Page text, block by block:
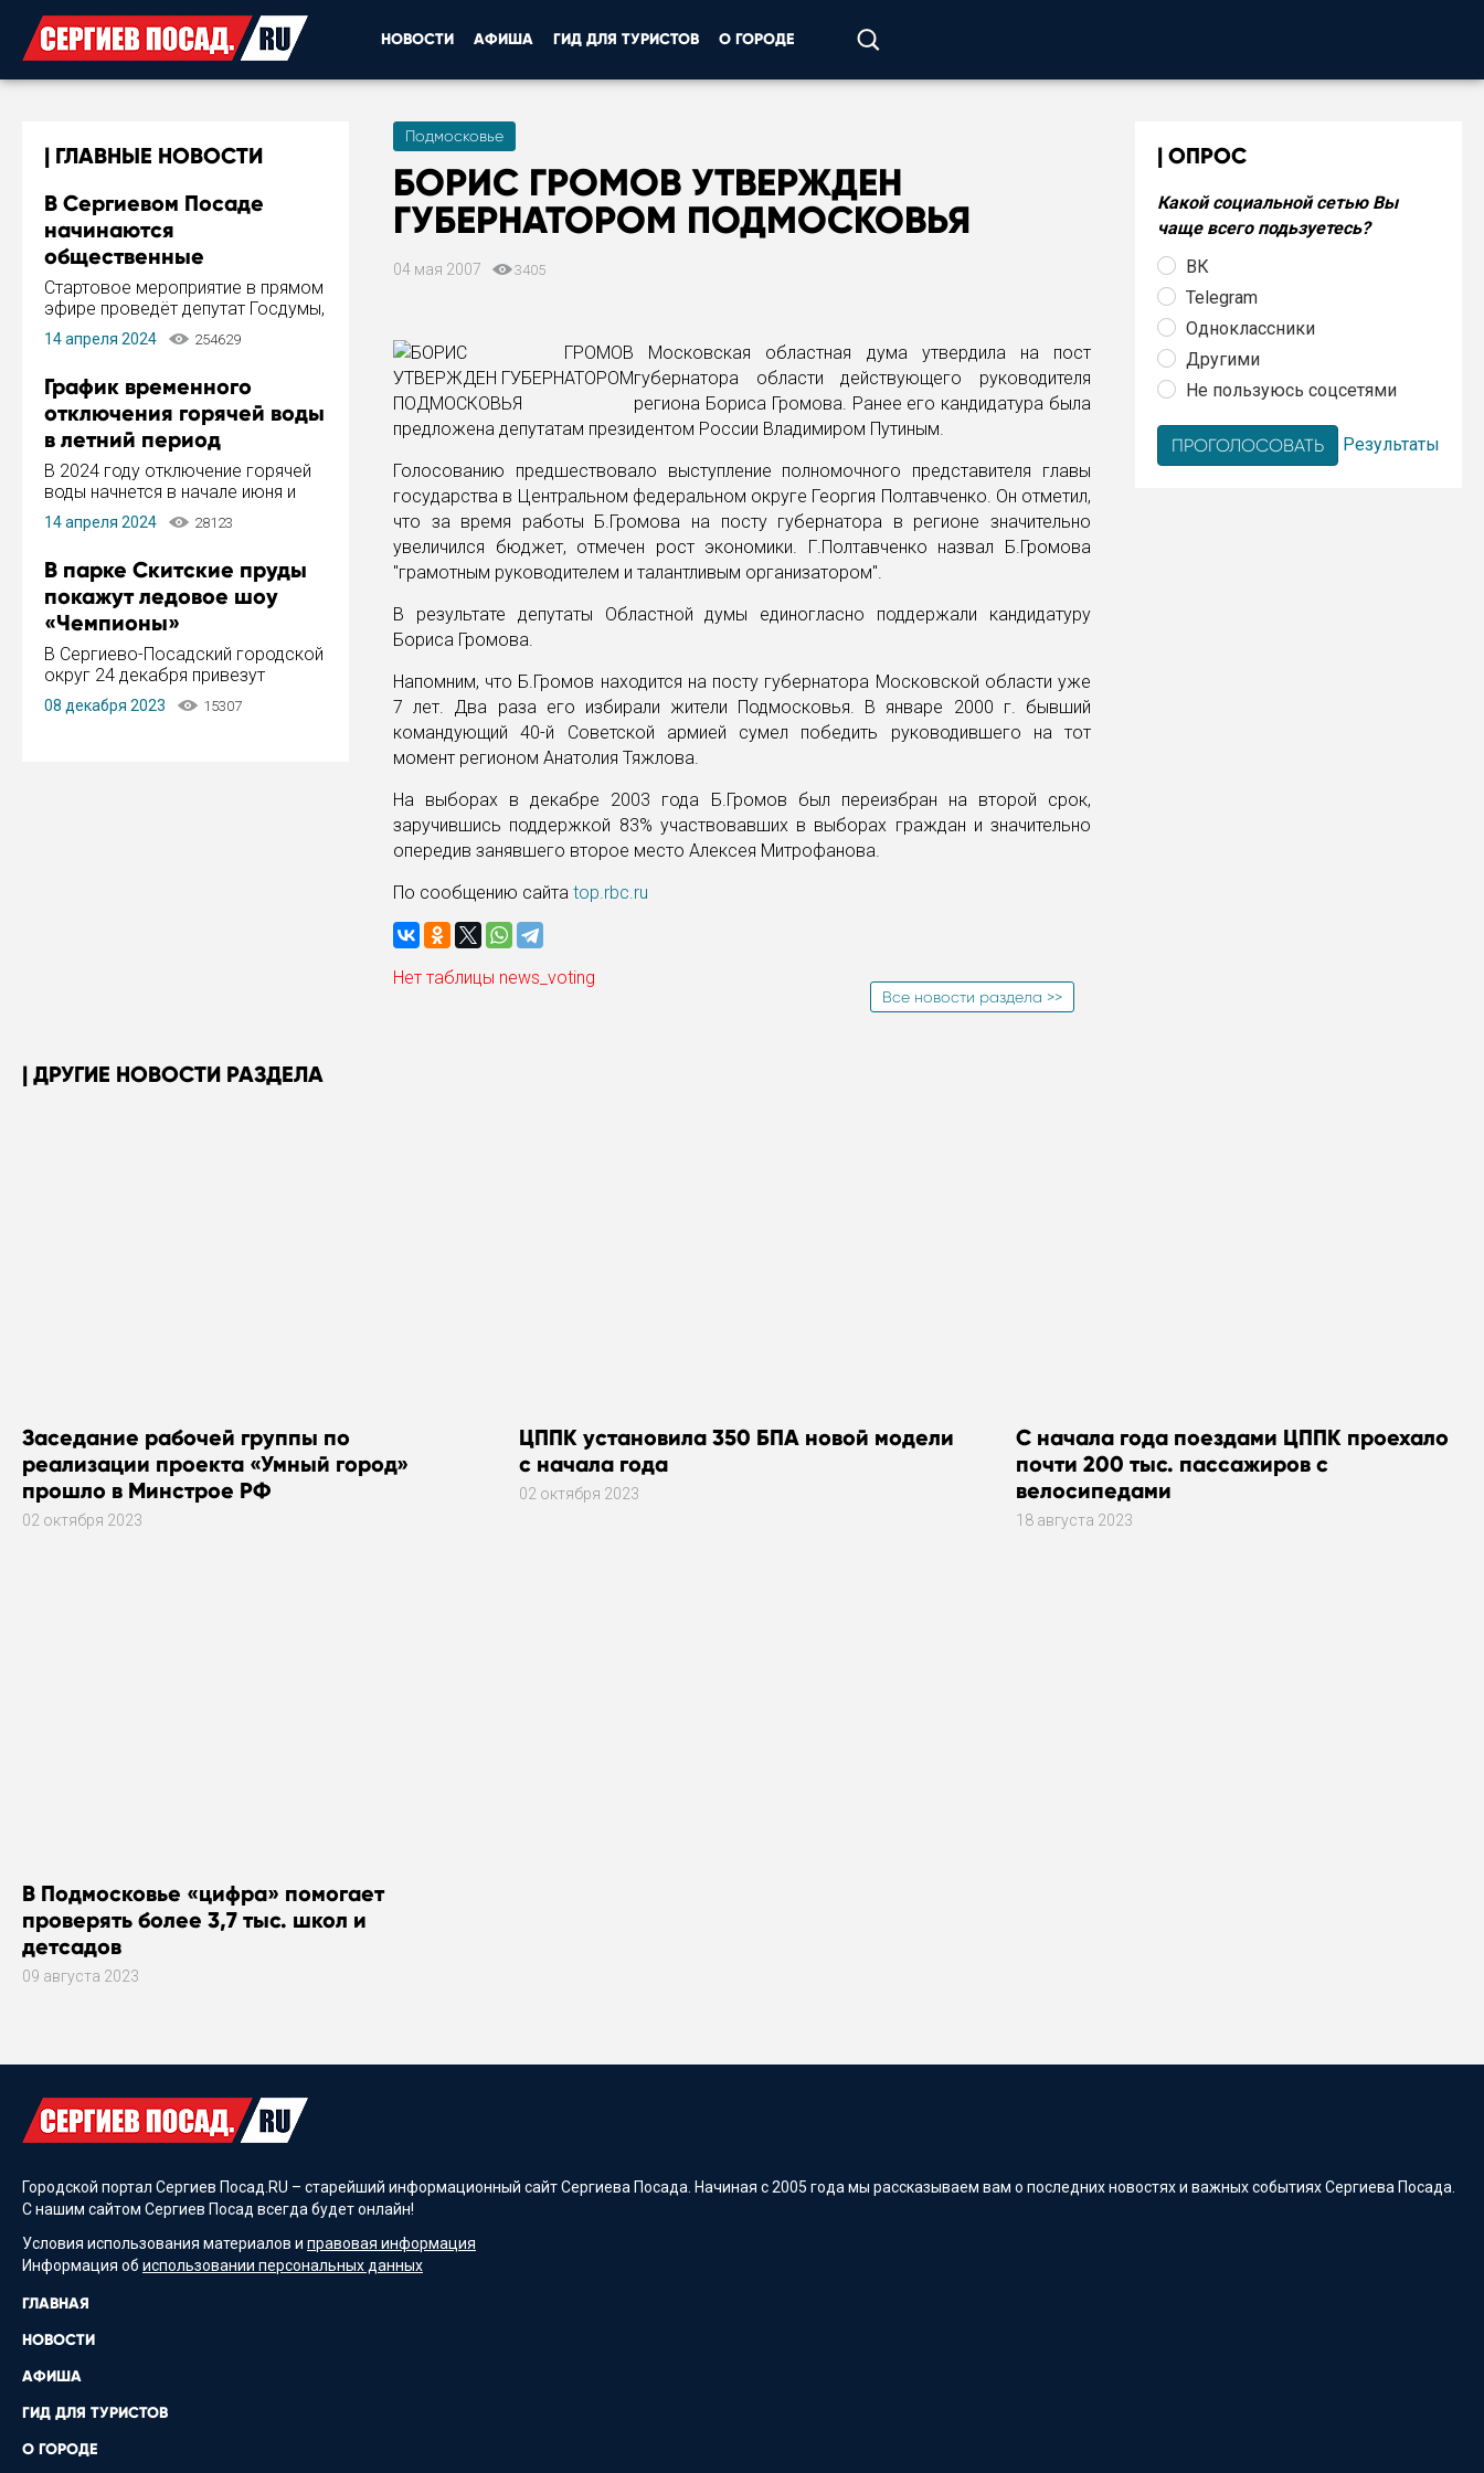
НОВОСТИ АФИША ГИД ДЛЯ ТУРИСТОВ О ГОРОДЕ
ГЛАВНЫЕ НОВОСТИ
В Сергиевом Посаде
начинаются
общественные
обсуждения Стратегии
развития города
Стартовое мероприятие в прямом
эфире проведёт депутат Госдумы,
инициатор и автор Концепции
развития Сергиева Посада и
Пахомов.
14 апреля 2024 254629
График временного
отключения горячей воды
в летний период
В 2024 году отключение горячей
воды начнется в начале июня и
завершится в конце августа.
Период отключения составит не
14 апреля 2024 28123
В парке Скитские пруды
покажут ледовое шоу
«Чемпионы»
В Сергиево-Посадский городской
округ 24 декабря привезут
ледовый тур «Чемпионы»
заслуженного мастера спорта,
08 декабря 2023 15307
Подмосковье
БОРИС ГРОМОВ УТВЕРЖДЕН
ГУБЕРНАТОРОМ ПОДМОСКОВЬЯ
04 мая 2007 3405
Московская областная дума утвердила на пост
губернатора области действующего руководителя
региона Бориса Громова. Ранее его кандидатура была
предложена депутатам президентом России Владимиром Путиным.
Голосованию предшествовало выступление полномочного представителя главы
государства в Центральном федеральном округе Георгия Полтавченко. Он отметил,
что за время работы Б.Громова на посту губернатора в регионе значительно
увеличился бюджет, отмечен рост экономики. Г.Полтавченко назвал Б.Громова
"грамотным руководителем и талантливым организатором".
В результате депутаты Областной думы единогласно поддержали кандидатуру
Бориса Громова.
Напомним, что Б.Громов находится на посту губернатора Московской области уже
7 лет. Два раза его избирали жители Подмосковья. В январе 2000 г. бывший
командующий 40-й Советской армией сумел победить руководившего на тот
момент регионом Анатолия Тяжлова.
На выборах в декабре 2003 года Б.Громов был переизбран на второй срок,
заручившись поддержкой 83% участвовавших в выборах граждан и значительно
опередив занявшего второе место Алексея Митрофанова.
По сообщению сайта top.rbc.ru
Нет таблицы news_voting
Все новости раздела >>
ОПРОС
Какой социальной сетью Вы
чаще всего подьзуетесь?
ВК
Telegram
Одноклассники
Другими
Не пользуюсь соцсетями
Результаты
ДРУГИЕ НОВОСТИ РАЗДЕЛА
Заседание рабочей группы по
реализации проекта «Умный город»
прошло в Минстрое РФ
02 октября 2023
ЦППК установила 350 БПА новой модели
с начала года
02 октября 2023
С начала года поездами ЦППК проехало
почти 200 тыс. пассажиров с
велосипедами
18 августа 2023
В Подмосковье «цифра» помогает
проверять более 3,7 тыс. школ и
детсадов
09 августа 2023
Городской портал Сергиев Посад.RU – старейший информационный сайт Сергиева Посада. Начиная с 2005 года мы рассказываем вам о последних новостях и важных событиях Сергиева Посада.
С нашим сайтом Сергиев Посад всегда будет онлайн!
Условия использования материалов и правовая информация
Информация об использовании персональных данных
ГЛАВНАЯ
НОВОСТИ
АФИША
ГИД ДЛЯ ТУРИСТОВ
О ГОРОДЕ